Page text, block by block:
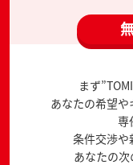
まず
あなたの希望や
専
条件交渉や
あなたの次